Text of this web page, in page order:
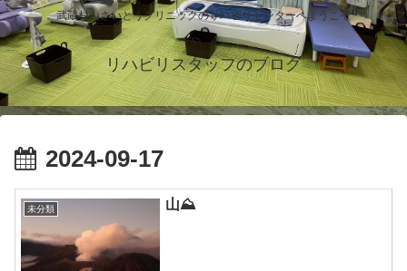
武蔵村山さいとうクリニックのリハビリセンターへようこそ
リハビリスタッフのブログ
2024-09-17
未分類 山⛰️